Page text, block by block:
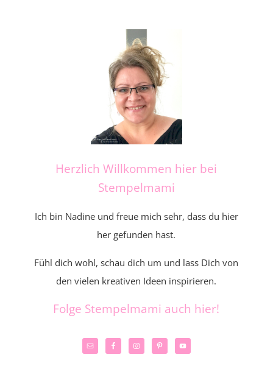
Herzlich Willkommen hier bei
Stempelmami
Ich bin Nadine und freue mich sehr, dass du hier
her gefunden hast.
Fühl dich wohl, schau dich um und lass Dich von
den vielen kreativen Ideen inspirieren.
Folge Stempelmami auch hier!